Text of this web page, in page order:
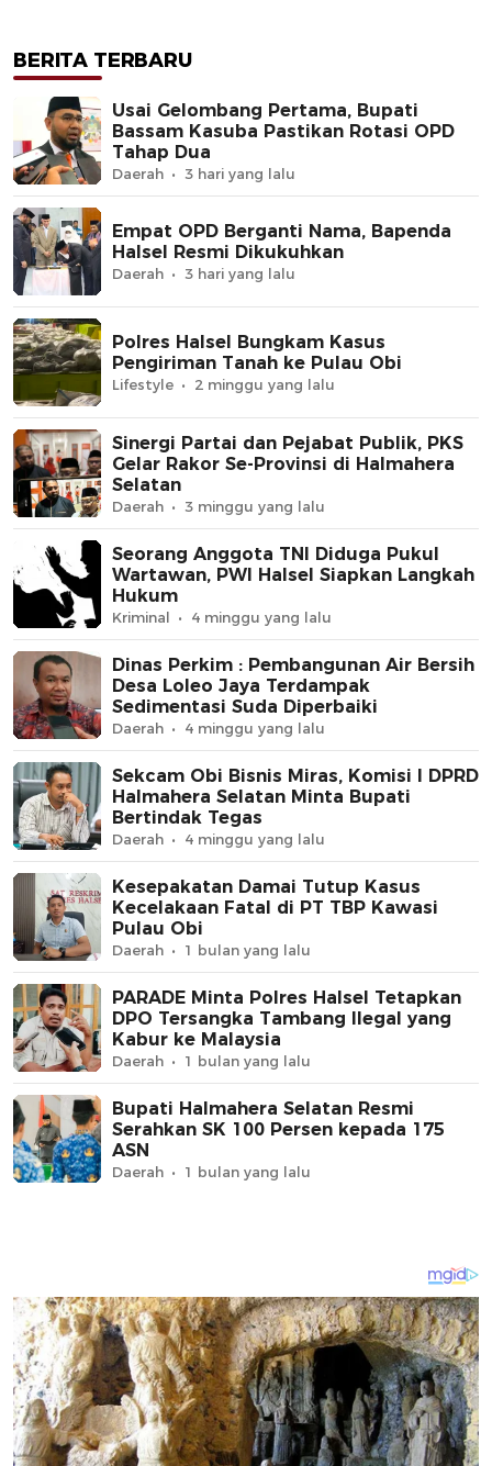
BERITA TERBARU
Usai Gelombang Pertama, Bupati
Bassam Kasuba Pastikan Rotasi OPD
Tahap Dua
Daerah 3 hari yang lalu
Empat OPD Berganti Nama, Bapenda
Halsel Resmi Dikukuhkan
Daerah 3 hari yang lalu
Polres Halsel Bungkam Kasus
Pengiriman Tanah ke Pulau Obi
Lifestyle 2 minggu yang lalu
Sinergi Partai dan Pejabat Publik, PKS
Gelar Rakor Se-Provinsi di Halmahera
Selatan
Daerah 3 minggu yang lalu
Seorang Anggota TNI Diduga Pukul
Wartawan, PWI Halsel Siapkan Langkah
Hukum
Kriminal 4 minggu yang lalu
Dinas Perkim : Pembangunan Air Bersih
Desa Loleo Jaya Terdampak
Sedimentasi Suda Diperbaiki
Daerah 4 minggu yang lalu
Sekcam Obi Bisnis Miras, Komisi I DPRD
Halmahera Selatan Minta Bupati
Bertindak Tegas
Daerah 4 minggu yang lalu
Kesepakatan Damai Tutup Kasus
Kecelakaan Fatal di PT TBP Kawasi
Pulau Obi
Daerah 1 bulan yang lalu
PARADE Minta Polres Halsel Tetapkan
DPO Tersangka Tambang Ilegal yang
Kabur ke Malaysia
Daerah 1 bulan yang lalu
Bupati Halmahera Selatan Resmi
Serahkan SK 100 Persen kepada 175
ASN
Daerah 1 bulan yang lalu